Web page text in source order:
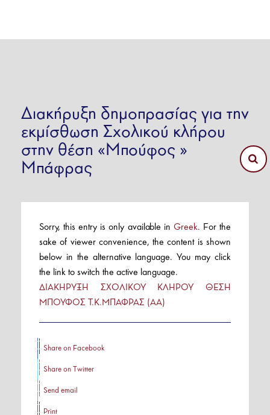
Διακήρυξη δημοπρασίας για την
εκμίσθωση Σχολικού κλήρου
στην θέση «Μπούφος »
Μπάφρας
Sorry, this entry is only available in Greek. For the
sake of viewer convenience, the content is shown
below in the alternative language. You may click
the link to switch the active language.
ΔΙΑΚΗΡΥΞΗ ΣΧΟΛΙΚΟΥ ΚΛΗΡΟΥ ΘΕΣΗ
ΜΠΟΥΦΟΣ Τ.Κ.ΜΠΑΦΡΑΣ (ΑΑ)
Share on Facebook
Share on Twitter
Send email
Print